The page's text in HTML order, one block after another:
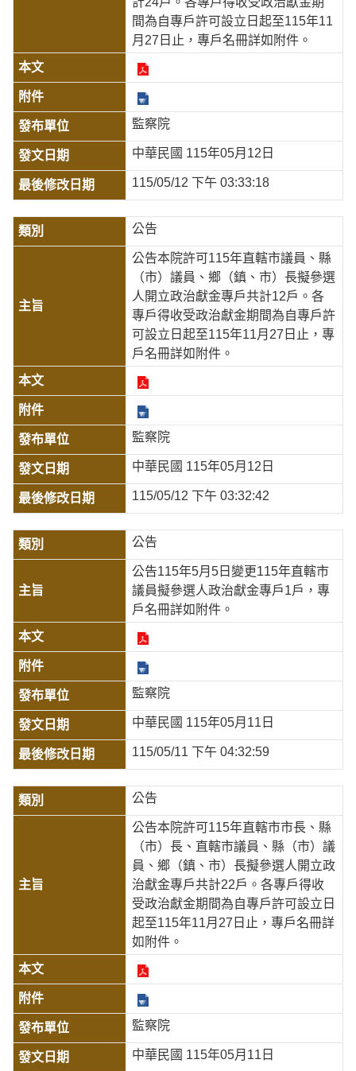
間為自專戶許可設立日起至115年11
月27日止，專戶名冊詳如附件。
監察院
中華民國 115年05月12日
115/05/12 下午 03:33:18
公告
公告本院許可115年直轄市議員、縣
（市）議員、鄉（鎮、市）長擬參選
人開立政治獻金專戶共計12戶。各
專戶得收受政治獻金期間為自專戶許
可設立日起至115年11月27日止，專
戶名冊詳如附件。
監察院
中華民國 115年05月12日
115/05/12 下午 03:32:42
公告
公告115年5月5日變更115年直轄市
議員擬參選人政治獻金專戶1戶，專
戶名冊詳如附件。
監察院
中華民國 115年05月11日
115/05/11 下午 04:32:59
公告
公告本院許可115年直轄市市長、縣
（市）長、直轄市議員、縣（市）議
員、鄉（鎮、市）長擬參選人開立政
治獻金專戶共計22戶。各專戶得收
受政治獻金期間為自專戶許可設立日
起至115年11月27日止，專戶名冊詳
如附件。
監察院
中華民國 115年05月11日